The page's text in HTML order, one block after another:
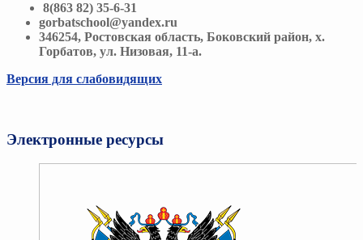
8(863 82) 35-6-31
gorbatschool@yandex.ru
346254, Ростовская область, Боковский район, х.
Горбатов, ул. Низовая, 11-а.
Версия для слабовидящих
Электронные ресурсы